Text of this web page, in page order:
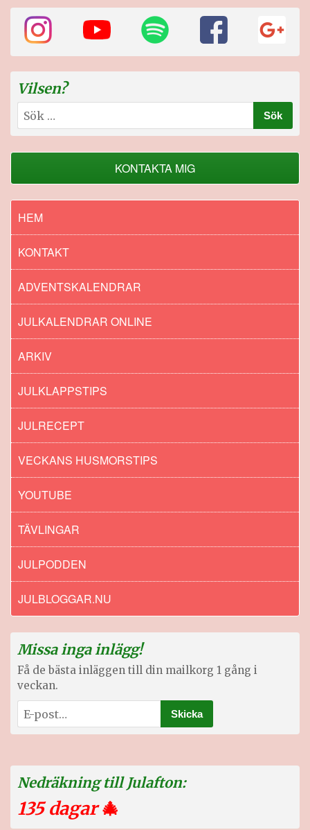
Vilsen?
Sök
efter:
KONTAKTA MIG
HEM
KONTAKT
ADVENTSKALENDRAR
JULKALENDRAR ONLINE
ARKIV
JULKLAPPSTIPS
JULRECEPT
VECKANS HUSMORSTIPS
YOUTUBE
TÄVLINGAR
JULPODDEN
JULBLOGGAR.NU
Missa inga inlägg!
Få de bästa inläggen till din mailkorg 1 gång i
veckan.
Nedräkning till Julafton:
135 dagar🎄